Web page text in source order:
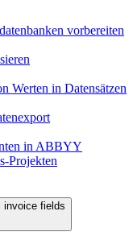
vorbereiten
Werten in Datensätzen
in ABBYY
Projekten
invoice fields